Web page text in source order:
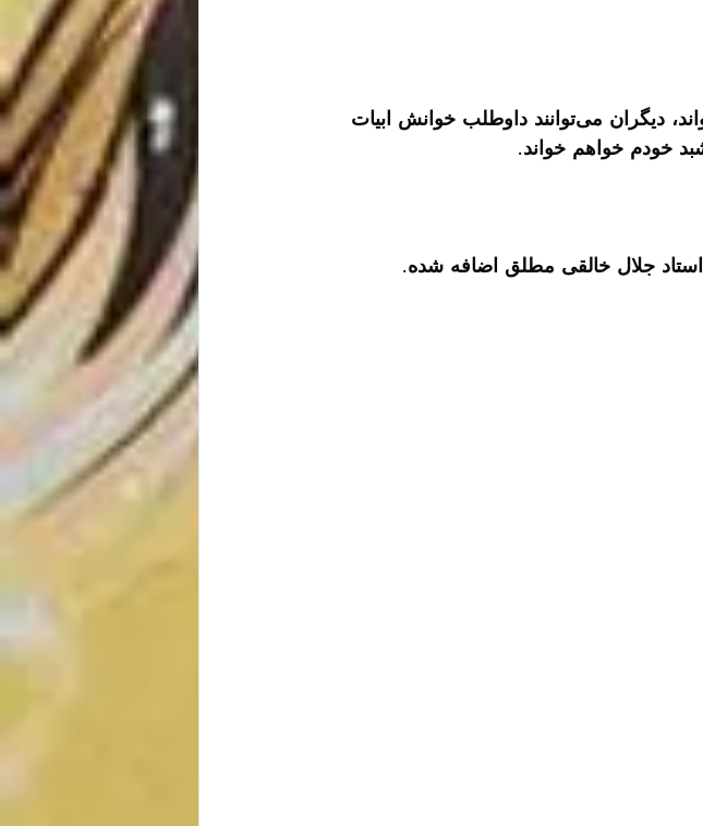
اگر کسی غابب بود یا در جلسه‌ای ترجیح داد که نخواند، دیگران می‌توانند داوطلب خوانش ابیات
خودم خواهم خواند.
جلال خالقی مطلق اضافه شده.